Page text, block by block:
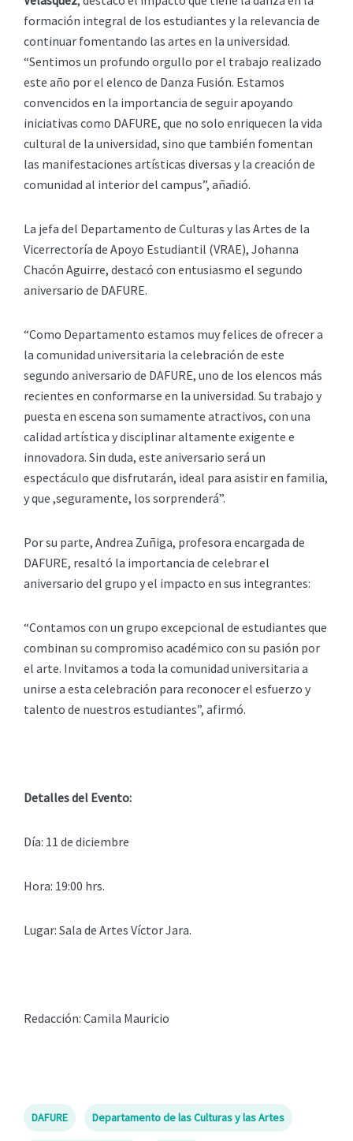
formación integral de los estudiantes y la relevancia de
continuar fomentando las artes en la universidad.
“Sentimos un profundo orgullo por el trabajo realizado
este año por el elenco de Danza Fusión. Estamos
convencidos en la importancia de seguir apoyando
iniciativas como DAFURE, que no solo enriquecen la vida
cultural de la universidad, sino que también fomentan
las manifestaciones artísticas diversas y la creación de
comunidad al interior del campus”, añadió.
La jefa del Departamento de Culturas y las Artes de la
Vicerrectoría de Apoyo Estudiantil (VRAE), Johanna
Chacón Aguirre, destacó con entusiasmo el segundo
aniversario de DAFURE.
“Como Departamento estamos muy felices de ofrecer a
la comunidad universitaria la celebración de este
segundo aniversario de DAFURE, uno de los elencos más
recientes en conformarse en la universidad. Su trabajo y
puesta en escena son sumamente atractivos, con una
calidad artística y disciplinar altamente exigente e
innovadora. Sin duda, este aniversario será un
espectáculo que disfrutarán, ideal para asistir en familia,
y que ,seguramente, los sorprenderá”.
Por su parte, Andrea Zuñiga, profesora encargada de
DAFURE, resaltó la importancia de celebrar el
aniversario del grupo y el impacto en sus integrantes:
“Contamos con un grupo excepcional de estudiantes que
combinan su compromiso académico con su pasión por
el arte. Invitamos a toda la comunidad universitaria a
unirse a esta celebración para reconocer el esfuerzo y
talento de nuestros estudiantes”, afirmó.
Detalles del Evento:
Día: 11 de diciembre
Hora: 19:00 hrs.
Lugar: Sala de Artes Víctor Jara.
Redacción: Camila Mauricio
DAFURE Departamento de las Culturas y las Artes